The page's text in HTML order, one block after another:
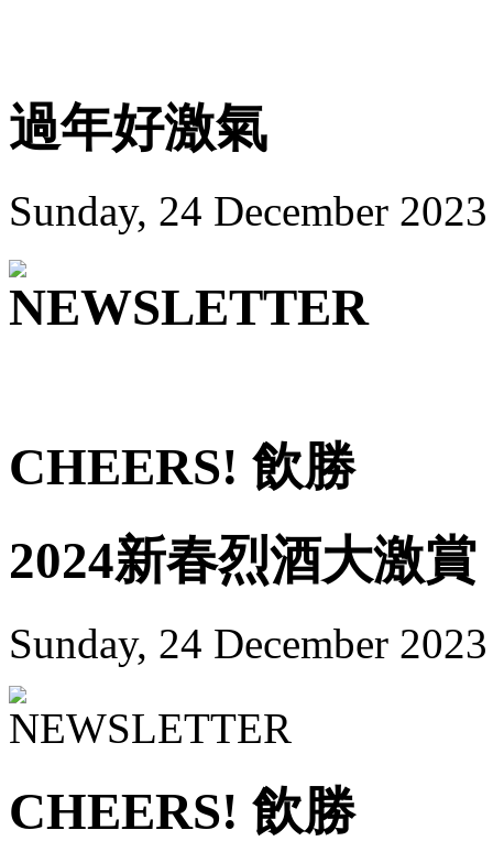
過年好激氣
Sunday, 24 December
CHEERS! 飲勝
2024新春烈酒大激賞
Sunday, 24 December
CHEERS! 飲勝